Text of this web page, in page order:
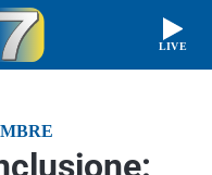
LIVE